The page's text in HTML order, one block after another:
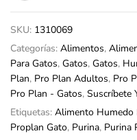
SKU: 1310069
Categorías: Alimentos,
Para Gatos, Gatos, Gatos,
Plan, Pro Plan Adultos, Pro
Pro Plan - Gatos, Suscríbete
Etiquetas: Alimento Humedo
Proplan Gato, Purina, Purina